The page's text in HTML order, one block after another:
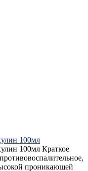
100мл
100мл Краткое
проникающей